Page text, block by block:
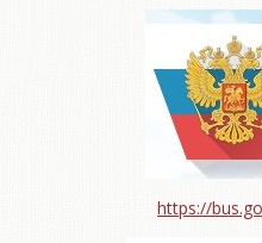
https://